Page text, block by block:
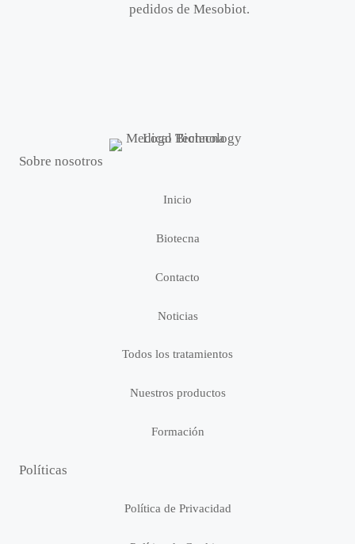
pedidos de Mesobiot.
Sobre nosotros
Inicio
Biotecna
Contacto
Noticias
Todos los tratamientos
Nuestros productos
Formación
Políticas
Política de Privacidad